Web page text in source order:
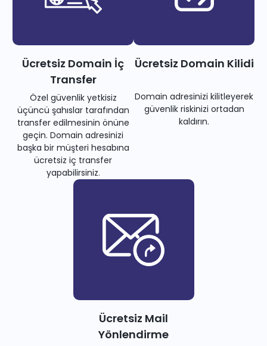
Ücretsiz Domain İç
Transfer
Özel güvenlik yetkisiz
üçüncü şahıslar tarafından
transfer edilmesinin önüne
geçin. Domain adresinizi
başka bir müşteri hesabına
ücretsiz iç transfer
yapabilirsiniz.
Ücretsiz Domain Kilidi
Domain adresinizi kilitleyerek
güvenlik riskinizi ortadan
kaldırın.
Ücretsiz Mail
Yönlendirme